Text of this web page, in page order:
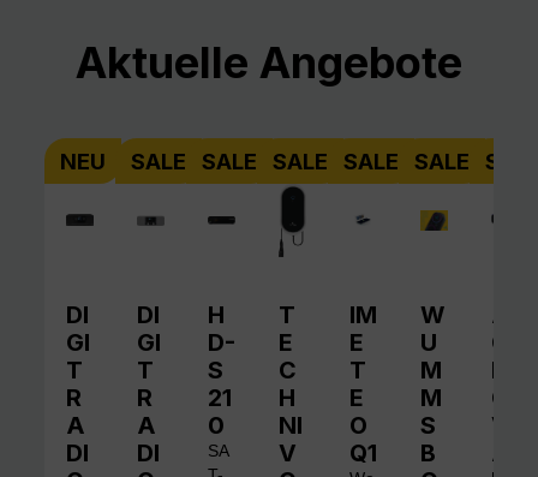
Produktgalerie überspringen
Aktuelle Angebote
NEU
DI
GI
T
R
A
DI
SALE
DI
GI
T
R
A
DI
SALE
H
D-
S
21
0
SA
SALE
T
E
C
H
NI
V
SALE
IM
E
T
E
O
Q1
SALE
W
U
M
M
S
B
A
QI
N
O
V
A